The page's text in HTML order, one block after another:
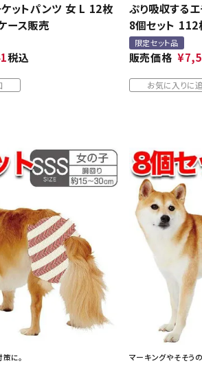
ットパンツ 女 L 12枚
ース販売
税込
ぷり吸収する
8個セット
限定セット品
販売価格 ¥
お気に入りに
に。 マーキングやそそう